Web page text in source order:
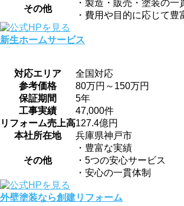
その他
・製造・販売・塗装の一
・費用や目的に応じて豊
新生ホームサービス
対応エリア
全国対応
参考価格
80万円～150万円
保証期間
5年
工事実績
47,000件
リフォーム売上高127.4億円
本社所在地
兵庫県神戸市
その他
・豊富な実績
・5つの安心サービス
・安心の一貫体制
外壁塗装なら創建リフォーム